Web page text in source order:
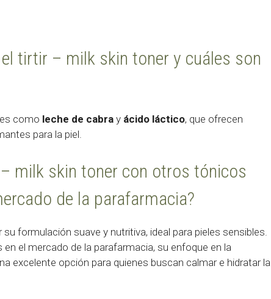
tirtir – milk skin toner y cuáles son
como leche de cabra y ácido láctico, que ofrecen
para la piel.
milk skin toner con otros tónicos
de la parafarmacia?
formulación suave y nutritiva, ideal para pieles sensibles.
el mercado de la parafarmacia, su enfoque en la
excelente opción para quienes buscan calmar e hidratar la